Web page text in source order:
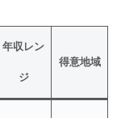
年収レン
ジ
得意地域